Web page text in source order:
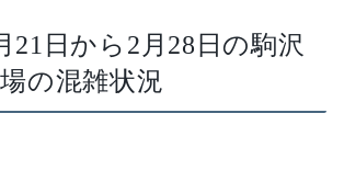
21日から2月28日の駒沢
の混雑状況